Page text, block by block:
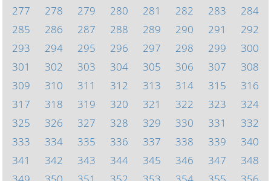
277
278 279 280 281 282 283
284
285
286 287 288 289 290 291
292
293
294 295 296 297 298 299
300
301
302 303 304 305 306 307
308
309
310 311 312 313 314 315
316
317
318 319 320 321 322 323
324
325
326 327 328 329 330 331
332
333
334 335 336 337 338 339
340
341
342 343 344 345 346 347
348